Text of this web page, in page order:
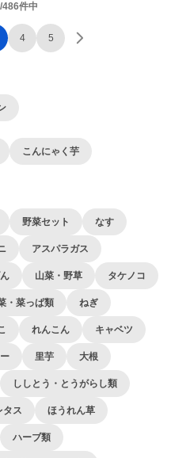
件中
4 5
こんにゃく芋
野菜セット なす
アスパラガス
山菜・野草 タケノコ
・菜っぱ類 ねぎ
れんこん キャベツ
里芋 大根
ししとう・とうがらし類
タス ほうれん草
ハーブ類